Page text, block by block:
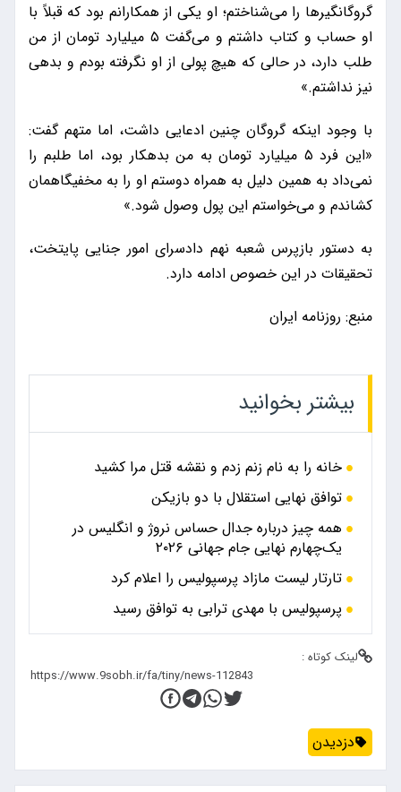
گروگانگیر‌ها را می‌شناختم؛ او یکی از همکارانم بود که قبلاً با
او حساب و کتاب داشتم و می‌گفت ۵ میلیارد تومان از من
طلب دارد، در حالی که هیچ پولی از او نگرفته بودم و بدهی
نیز نداشتم.»
با وجود اینکه گروگان چنین ادعایی داشت، اما متهم گفت:
«این فرد ۵ میلیارد تومان به من بدهکار بود، اما طلبم را
نمی‌داد به همین دلیل به همراه دوستم او را به مخفیگاهمان
کشاندم و می‌خواستم این پول وصول شود.»
به دستور بازپرس شعبه نهم دادسرای امور جنایی پایتخت،
تحقیقات در این خصوص ادامه دارد.
منبع: روزنامه ایران
بیشتر بخوانید
خانه را به نام زنم زدم و نقشه قتل مرا کشید
توافق نهایی استقلال با دو بازیکن
همه چیز درباره جدال حساس نروژ و انگلیس در
یک‌چهارم نهایی جام جهانی ۲۰۲۶
تارتار لیست مازاد پرسپولیس را اعلام کرد
پرسپولیس با مهدی ترابی به توافق رسید
لینک کوتاه :
دزدیدن